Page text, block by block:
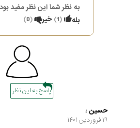
به نظر شما این نظر مفید
بله
(
1
) خیر (
0
)
پاسخ به این نظر
حسین :
۱۹ فروردین ۱۴۰۱